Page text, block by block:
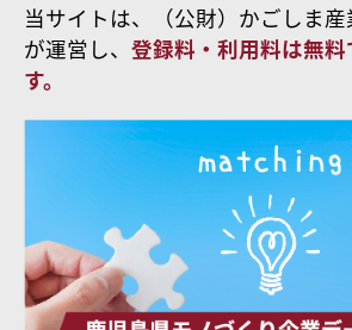
当サイトは、（公財）かごしま
が運営し、 登録料・利用料は無
す。